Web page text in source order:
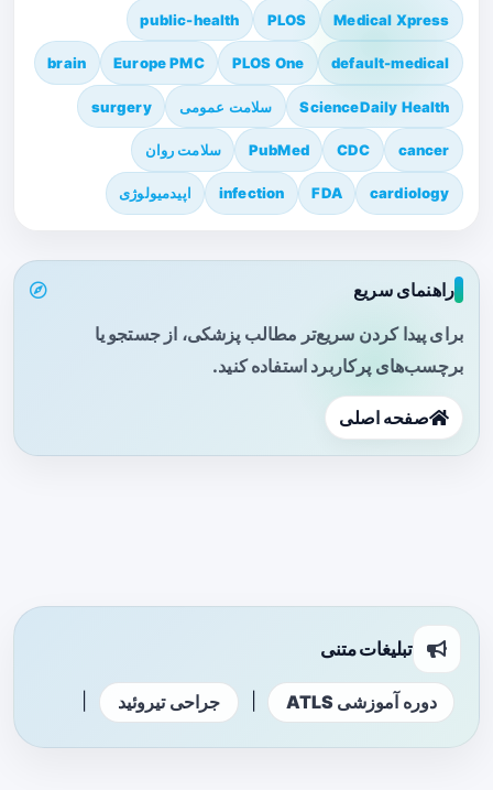
Medical Xpress
PLOS
public-health
default-medical
PLOS One
Europe PMC
brain
ScienceDaily Health سلامت عمومی surgery
cancer
CDC
PubMed سلامت روان
cardiology
FDA
infection اپیدمیولوژی
راهنمای سریع
برای پیدا کردن سریع‌تر مطالب پزشکی، از جستجو یا
برچسب‌های پرکاربرد استفاده کنید.
صفحه اصلی
تبلیغات متنی
دوره آموزشی ATLS جراحی تیروئید